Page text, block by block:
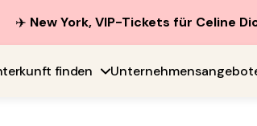
✈️ New York, VIP-Tickets für Celine
finden